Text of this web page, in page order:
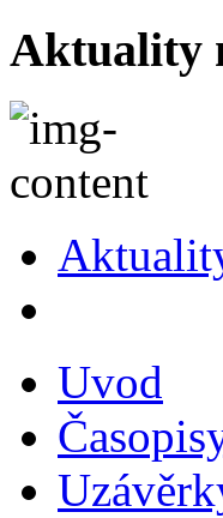
Aktuality
Uvod